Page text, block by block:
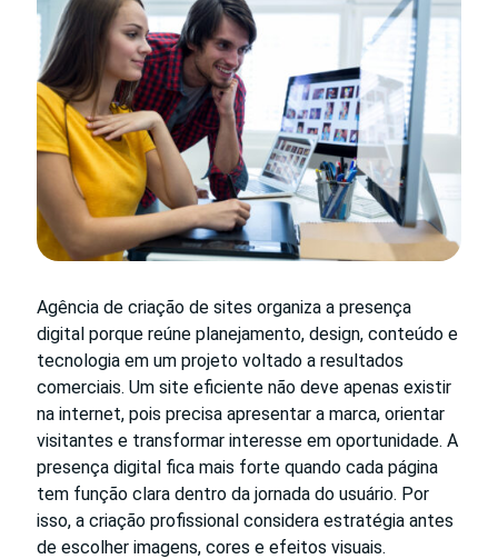
Agência de criação de sites organiza a presença
digital porque reúne planejamento, design, conteúdo e
tecnologia em um projeto voltado a resultados
comerciais. Um site eficiente não deve apenas existir
na internet, pois precisa apresentar a marca, orientar
visitantes e transformar interesse em oportunidade. A
presença digital fica mais forte quando cada página
tem função clara dentro da jornada do usuário. Por
isso, a criação profissional considera estratégia antes
de escolher imagens, cores e efeitos visuais.